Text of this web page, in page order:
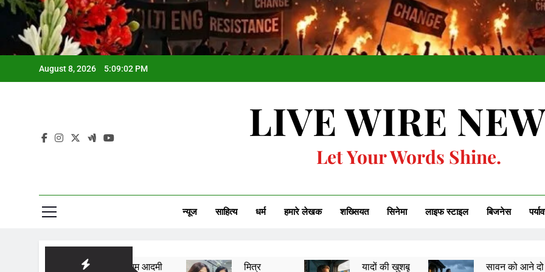
August 8, 2026 5:09:03 PM
LIVE WIRE
Let Your Words Shine.
न्यूज साहित्य धर्म हमारे लेखक शख्सियत सिनेमा लाइफ स्टाइल बिजनेस
आम आदमी मित्र यादों की खुशबू सावन को आने दो